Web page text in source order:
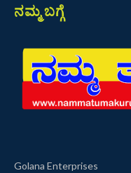
ನಮ್ಮ ಬಗ್ಗೆ
Golana Enterprises